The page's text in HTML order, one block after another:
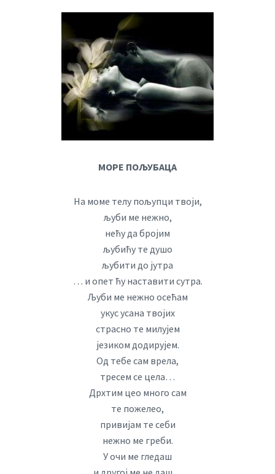
МОРЕ ПОЉУБАЦА
На моме телу пољупци твоји,
љуби ме нежно,
нећу да бројим
љубићу те душо
љубити до јутра
… и опет ћу наставити сутра.
Љуби ме нежно осећам
укус усана твојих
страсно те милујем
језиком додирујем.
Од тебе сам врела,
тресем се цела…
Дрхтим цео много сам
те пожелео,
привијам те себи
нежно ме греби.
У очи ме гледаш